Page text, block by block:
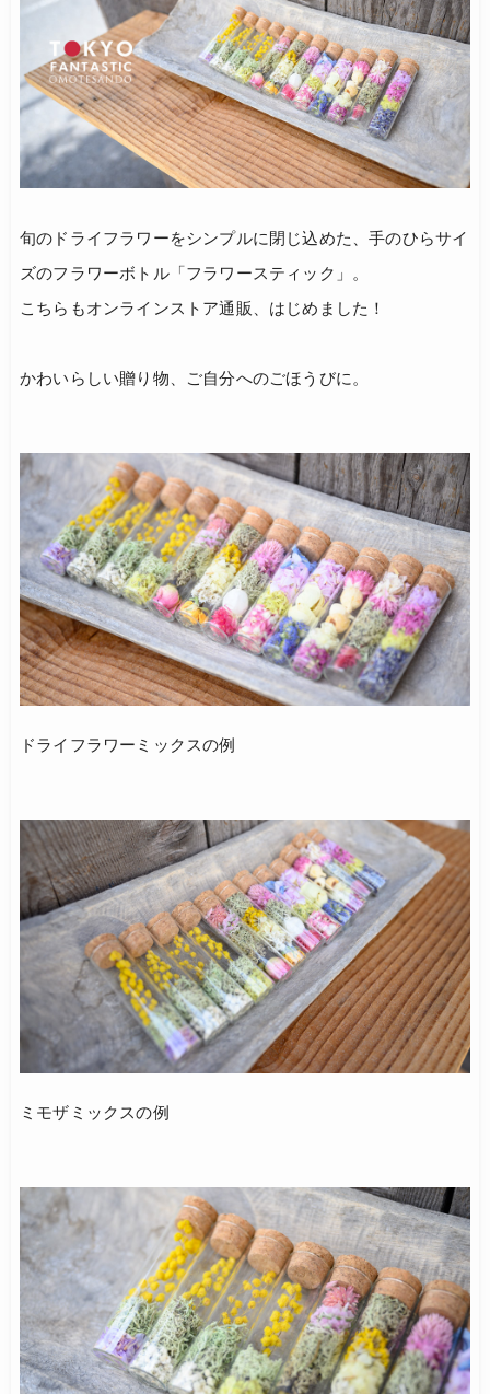
旬のドライフラワーをシンプルに閉じ込めた、手のひらサイ
ズのフラワーボトル「フラワースティック」。
こちらもオンラインストア通販、はじめました！
かわいらしい贈り物、ご自分へのごほうびに。
ドライフラワーミックスの例
ミモザミックスの例